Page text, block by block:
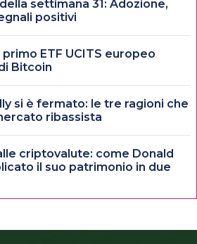
settimana 31: Adozione,
positivi
ETF UCITS europeo
Bitcoin
si è fermato: le tre ragioni che
ribassista
criptovalute: come Donald
il suo patrimonio in due